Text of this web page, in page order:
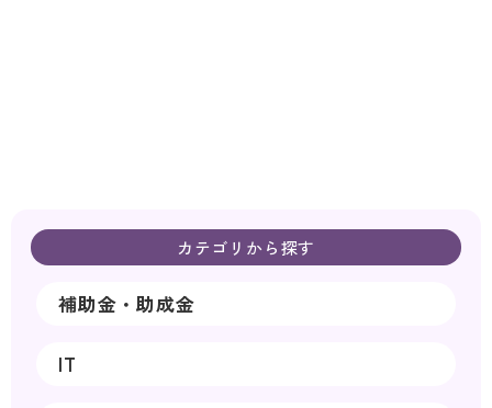
カテゴリから探す
補助金・助成金
IT